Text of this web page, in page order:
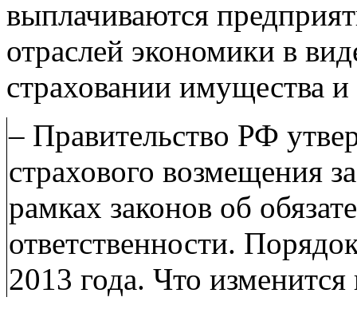
выплачиваются
отраслей экономики в
страховании имущества
– Правительство РФ
страхового возмещения
рамках законов об
ответственности.
2013 года. Что